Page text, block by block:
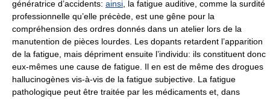
génératrice d’accidents: ainsi , la fatigue auditive, comme la surdité
professionnelle qu’elle précède, est une gêne pour la
compréhension des ordres donnés dans un atelier lors de la
manutention de pièces lourdes. Les dopants retardent l’apparition
de la fatigue, mais dépriment ensuite l’individu: ils constituent donc
eux-mêmes une cause de fatigue. Il en est de même des drogues
hallucinogènes vis-à-vis de la fatigue subjective. La fatigue
pathologique peut être traitée par les médicaments et, dans